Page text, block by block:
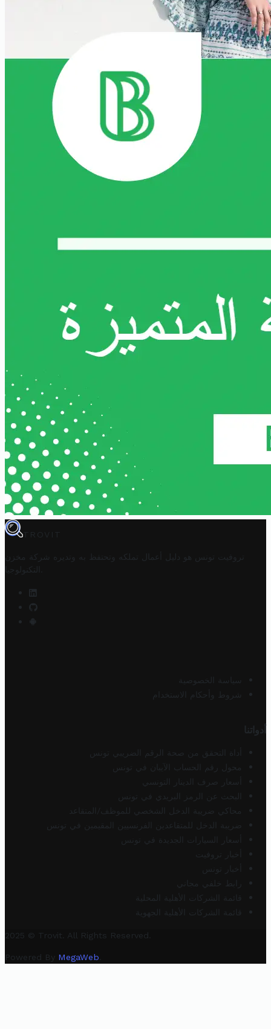
TROVIT
تروفيت تونس هو دليل أعمال تملكه وتحتفظ به وتديره
شركة مخزن
التكنولوجيا
سياسة الخصوصية
شروط وأحكام الاستخدام
أدواتنا
أداة التحقق من صحة الرقم الضريبي تونس
محول رقم الحساب الآيبان في تونس
أسعار صرف الدينار التونسي
البحث عن الرمز البريدي في تونس
محاكي ضريبة الدخل الشخصي للموظف/المتقاعد
ضريبة الدخل للمتقاعدين الفرنسيين المقيمين في تونس
أسعار السيارات الجديدة في تونس
أخبار تروفيت
أخبار تونس
رابط خلفي مجاني
قائمة الشركات الأهلية المحلية
قائمة الشركات الأهلية الجهوية
2025 © Trovit. All Rights Reserved.
Powered By MegaWeb